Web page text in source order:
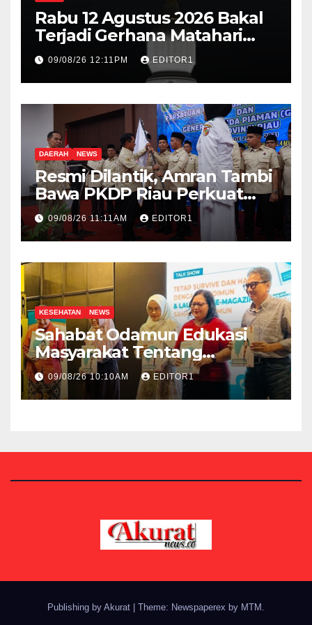
Rabu 12 Agustus 2026 Bakal
Terjadi Gerhana Matahari
Total, Ini Wilayah yang
Dilintasi
09/08/26 12:11PM EDITOR1
DAERAH NEWS
Resmi Dilantik, Amran Tambi
Bawa PKDP Riau Perkuat
Persatuan Perantau Piaman
09/08/26 11:11AM EDITOR1
KESEHATAN NEWS
Sahabat Odamun Edukasi
Masyarakat Tentang
Penyakit Autoimun
09/08/26 10:10AM EDITOR1
Publishing by Akurat Theme: Newspaperex by MTM